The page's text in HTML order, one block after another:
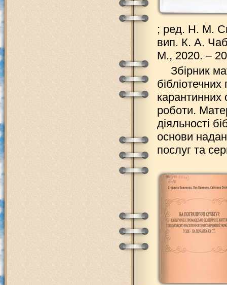
; ред. Н. М.
вип. К. А.
М., 2020. –
Збірник
роботи.
діяльності
основи
послуг та